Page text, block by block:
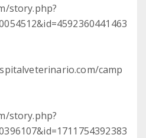
story.php?
camp
story.php?